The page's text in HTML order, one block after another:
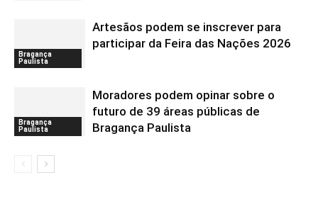
Bragança
Paulista
Artesãos podem se inscrever para
participar da Feira das Nações 2026
Bragança
Paulista
Moradores podem opinar sobre o
futuro de 39 áreas públicas de
Bragança Paulista